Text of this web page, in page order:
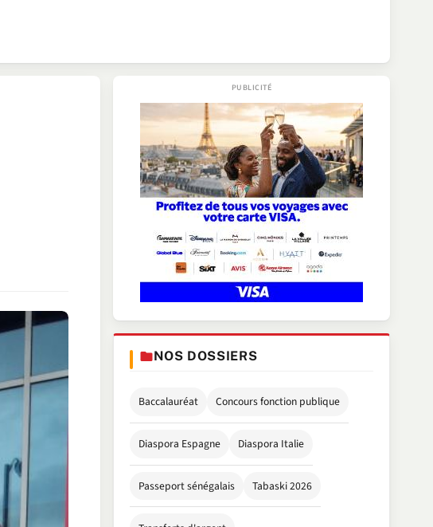
NOS DOSSIERS
Baccalauréat Concours fonction publique
Diaspora Espagne Diaspora Italie
Passeport sénégalais Tabaski 2026